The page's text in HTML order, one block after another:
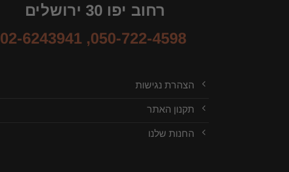
רחוב יפו 30 ירושלים
050-722-4598
,
02-6243941
הצהרת נגישות
תקנון האתר
החנות שלנו